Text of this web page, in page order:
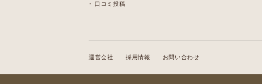
口コミ投稿
運営会社 採用情報 お問い合わせ